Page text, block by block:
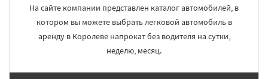
На сайте компании представлен каталог автомобилей, в
котором вы можете выбрать легковой автомобиль в
аренду в Королеве напрокат без водителя на сутки,
неделю, месяц.